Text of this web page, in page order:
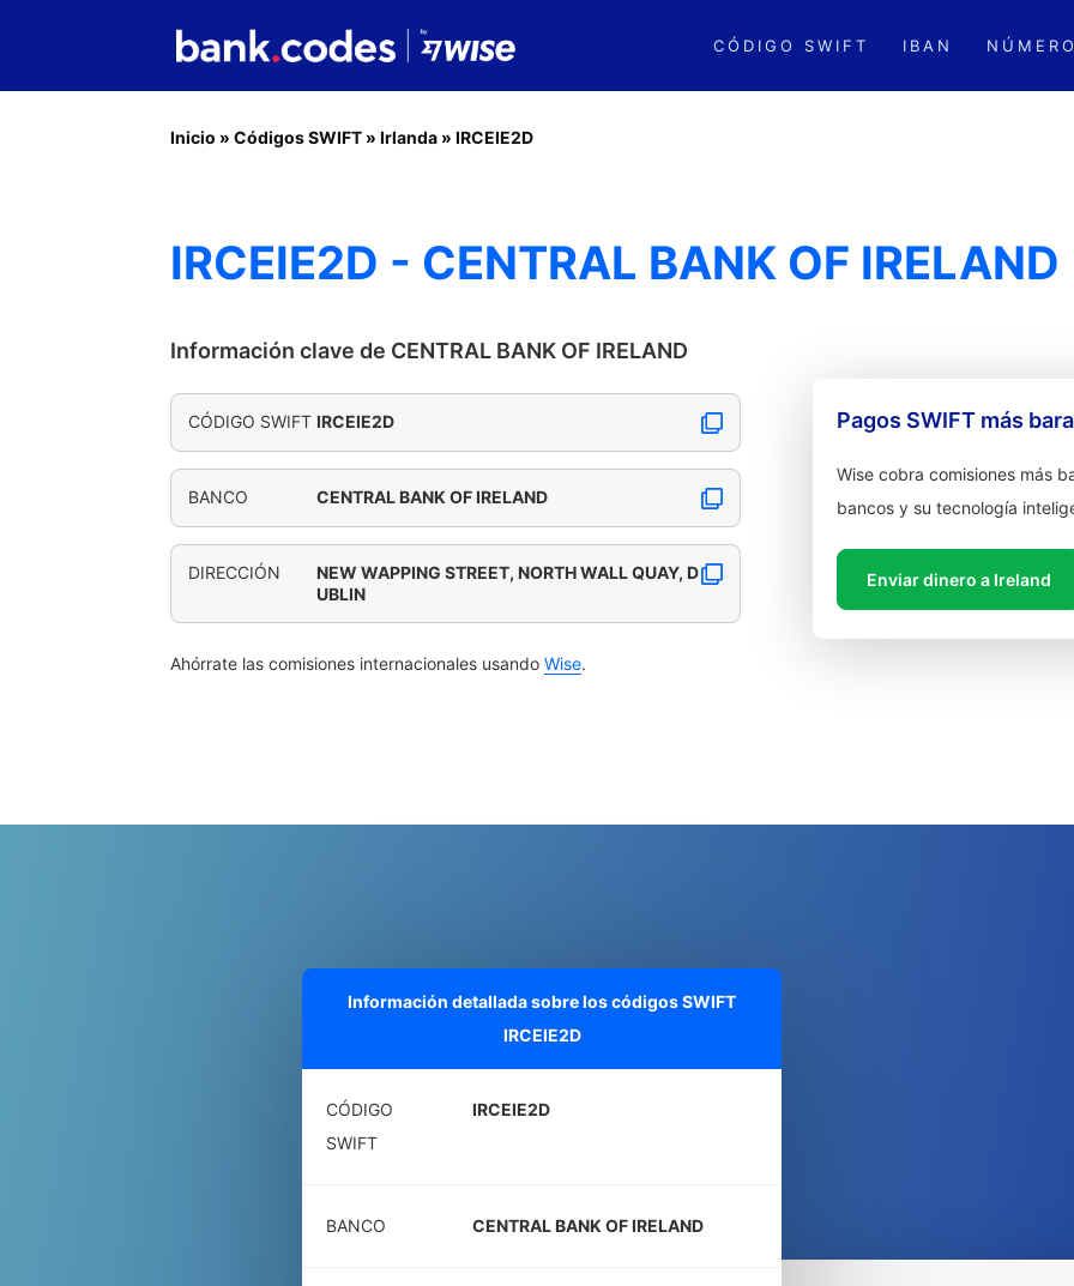
CÓDIGO SWIFT IBAN
Inicio » Códigos SWIFT » Irlanda » IRCEIE2D
IRCEIE2D - CENTRAL BANK OF IRELAND
Información clave de CENTRAL BANK OF IRELAND
CÓDIGO SWIFT IRCEIE2D
BANCO CENTRAL BANK OF IRELAND
DIRECCIÓN
NEW WAPPING STREET, NORTH WALL QUAY, D
UBLIN
Ahórrate las comisiones internacionales usando Wise.
Pagos SWIFT más
Wise cobra comisiones más
bancos y su tecnología
Enviar dinero a Ireland
Información detallada sobre los códigos SWIFT
IRCEIE2D
CÓDIGO
SWIFT
IRCEIE2D
BANCO CENTRAL BANK OF IRELAND